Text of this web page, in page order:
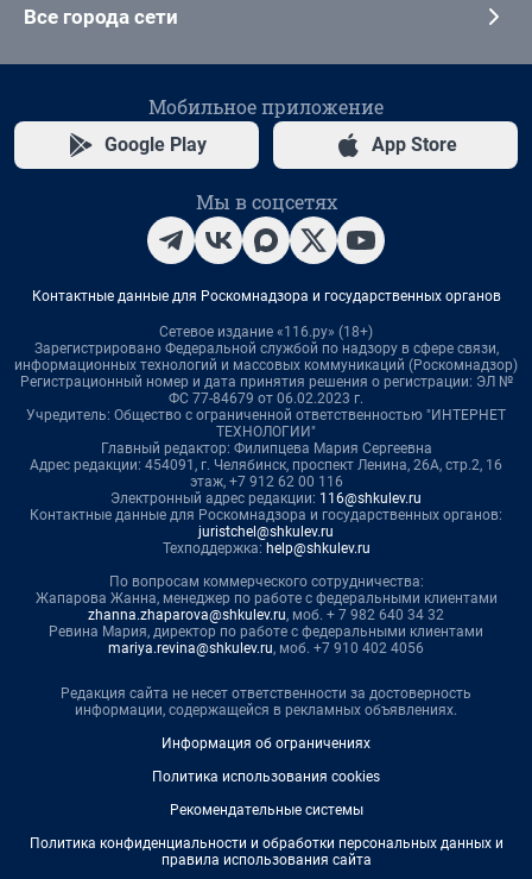
Все города сети
Мобильное приложение
Google Play App Store
Мы в соцсетях
Контактные данные для Роскомнадзора и государственных органов
Сетевое издание «116.ру» (18+)
Зарегистрировано Федеральной службой по надзору в сфере связи,
информационных технологий и массовых коммуникаций (Роскомнадзор)
Регистрационный номер и дата принятия решения о регистрации: ЭЛ №
ФС 77-84679 от 06.02.2023 г.
Учредитель: Общество с ограниченной ответственностью "ИНТЕРНЕТ
ТЕХНОЛОГИИ"
Главный редактор: Филипцева Мария Сергеевна
Адрес редакции: 454091, г. Челябинск, проспект Ленина, 26А, стр.2, 16
этаж, +7 912 62 00 116
Электронный адрес редакции: 116@shkulev.ru
Контактные данные для Роскомнадзора и государственных органов:
juristchel@shkulev.ru
Техподдержка: help@shkulev.ru
По вопросам коммерческого сотрудничества:
Жапарова Жанна, менеджер по работе с федеральными клиентами
zhanna.zhaparova@shkulev.ru, моб. + 7 982 640 34 32
Ревина Мария, директор по работе с федеральными клиентами
mariya.revina@shkulev.ru, моб. +7 910 402 4056
Редакция сайта не несет ответственности за достоверность
информации, содержащейся в рекламных объявлениях.
Информация об ограничениях
Политика использования cookies
Рекомендательные системы
Политика конфиденциальности и обработки персональных данных и
правила использования сайта